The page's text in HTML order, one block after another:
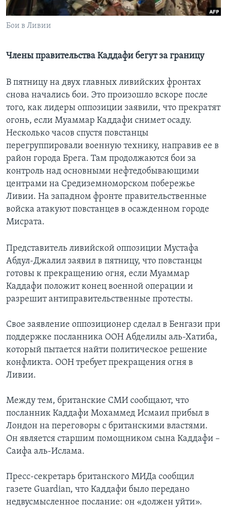
Learning English
Языки
Бои в Ливии
Члены правительства Каддафи бегут за границу
В пятницу на двух главных ливийских фронтах
снова начались бои. Это произошло вскоре после
того, как лидеры оппозиции заявили, что прекратят
огонь, если Муаммар Каддафи снимет осаду.
Несколько часов спустя повстанцы
перегруппировали военную технику, направив ее в
район города Брега. Там продолжаются бои за
контроль над основными нефтедобывающими
центрами на Средиземноморском побережье
Ливии. На западном фронте правительственные
войска атакуют повстанцев в осажденном городе
Мисрата.
Представитель ливийской оппозиции Мустафа
Абдул-Джалил заявил в пятницу, что повстанцы
готовы к прекращению огня, если Муаммар
Каддафи положит конец военной операции и
разрешит антиправительственные протесты.
Свое заявление оппозиционер сделал в Бенгази при
поддержке посланника ООН Абделилы аль-Хатиба,
который пытается найти политическое решение
конфликта. ООН требует прекращения огня в
Ливии.
Между тем, британские СМИ сообщают, что
посланник Каддафи Мохаммед Исмаил прибыл в
Лондон на переговоры с британскими властями.
Он является старшим помощником сына Каддафи –
Саифа аль-Ислама.
Пресс-секретарь британского МИДа сообщил
газете Guardian, что Каддафи было передано
недвусмысленное послание: он «должен уйти».